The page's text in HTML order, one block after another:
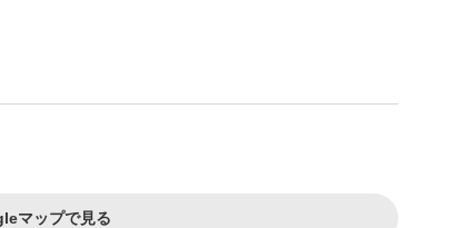
マップで見る